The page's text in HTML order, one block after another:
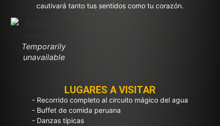
cautivará tanto tus sentidos como tu corazón.
Temporarily
unavailable
LUGARES A VISITAR
- Recorrido completo al circuito mágico del agua
- Buffet de comida peruana
- Danzas típicas